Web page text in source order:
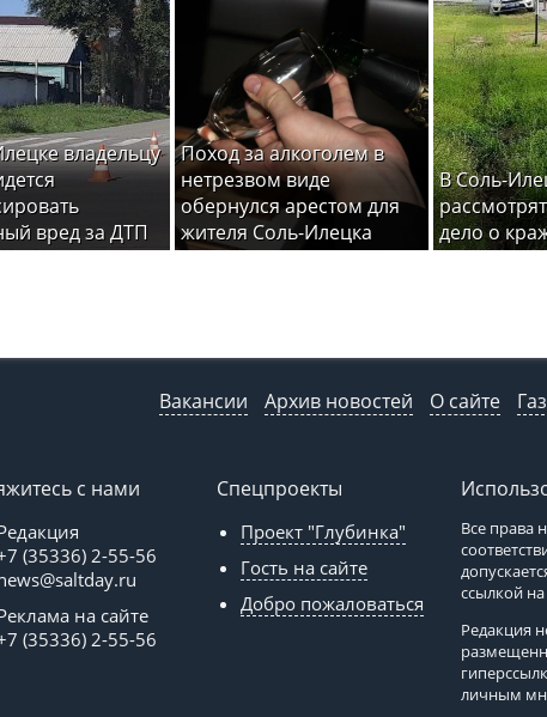
владельцу
вред за ДТП
Поход за алкоголем в
нетрезвом виде
обернулся арестом для
жителя Соль-Илецка
В Соль-
дело о
Вакансии Архив новостей О сайте
с нами
(35336) 2-55-56
на сайте
(35336) 2-55-56
Спецпроекты
Проект "Глубинка"
Гость на сайте
Добро пожаловаться
Все права
ссылкой
Редакция
личным